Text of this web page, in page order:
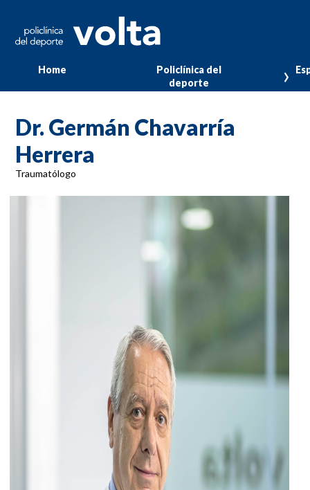
Home
Policlínica del
deporte
Dr. Germán Chavarría
Herrera
Traumatólogo